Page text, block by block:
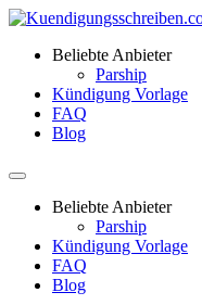
Beliebte Anbieter
Parship
Kündigung Vorlage
FAQ
Blog
Beliebte Anbieter
Parship
Kündigung Vorlage
FAQ
Blog